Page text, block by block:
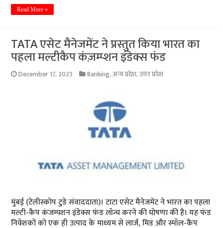
Read More »
TATA एसेट मैनेजमेंट ने प्रस्तुत किया भारत का
पहला मल्टीकैप कंज़म्प्शन इंडेक्स फंड
December 17, 2025 Banking,अन्य प्रदेश,उत्तर प्रदेश
मुंबई (टेलीस्कोप टुडे संवाददाता)। टाटा एसेट मैनेजमेंट ने भारत का पहला
मल्टी-कैप कंजम्पशन इंडेक्स फंड लॉन्च करने की घोषणा की है। यह फंड
निवेशकों को एक ही उत्पाद के माध्यम से लार्ज, मिड और स्मॉल-कैप